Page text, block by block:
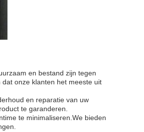
en bestand zijn tegen
onze klanten het meeste uit
en reparatie van uw
te garanderen.
te minimaliseren.We bieden